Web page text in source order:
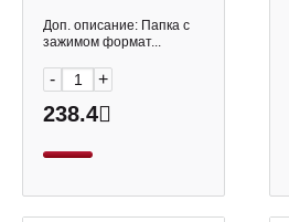
"Megapolis"
ЕК46010/50139 Erich
Доп. описание: Папка с
зажимом формат...
- +
238.4